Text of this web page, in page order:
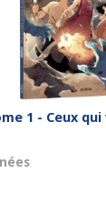
1 - Ceux